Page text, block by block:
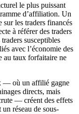
le plus puissant
d’affiliation. Un
les traders financés
à référer des traders
susceptibles
avec l’économie des
au taux forfaitaire ne
— où un affilié gagne
directs, mais
— créent des effets
réseau de sous-